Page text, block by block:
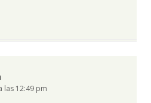
las 12:49 pm